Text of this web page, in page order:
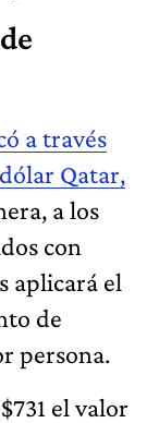
a través
Qatar,
a los
con
aplicará el
de
persona.
el valor